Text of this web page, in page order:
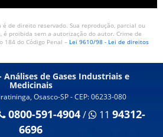
de direito reservado. Sua reprodução, parcial ou
é proibida sem a autorização do autor. Crime de
do Código Penal – Lei 9610/98 - Lei de direitos
de Gases Industriais e
Medicinais
Osasco-SP - CEP: 06233-080
0800-591-4904/ 11 94312-
6696